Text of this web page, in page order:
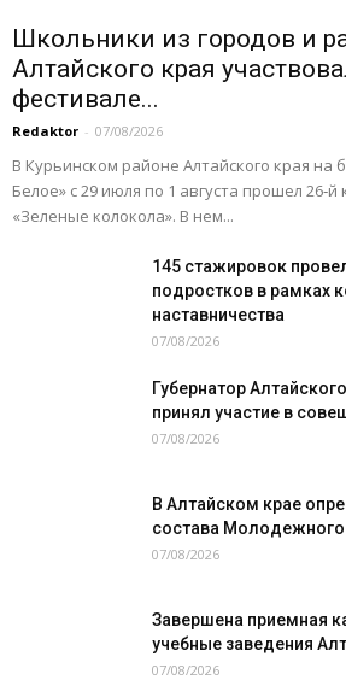
Школьники из городов и
Алтайского края
фестивале...
Redaktor - 07/08/2026
В Курьинском районе Алтайского края на
Белое» с 29 июля по 1 августа прошел
«Зеленые колокола». В нем...
145 стажировок
подростков в рамках
наставничества
07/08/2026
Губернатор
принял участие в
07/08/2026
В Алтайском крае
состава Молодежного
07/08/2026
Завершена приемная
учебные заведения
07/08/2026